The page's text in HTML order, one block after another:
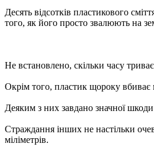
Десять відсотків пластикового
того, як його просто звалюють на
Не встановлено, скільки часу
Окрім того, пластик щороку вбиває
Деяким з них завдано значної
Страждання інших не настільки
міліметрів.